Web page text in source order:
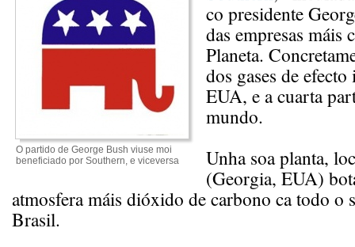
O partido de George Bush viuse moi
beneficiado por Southern, e viceversa
co presidente
das empresas máis
Planeta.
dos gases de
EUA, e a cuarta
mundo.
Unha soa planta,
(Georgia, EUA)
atmosfera máis dióxido de carbono ca todo o
Brasil.